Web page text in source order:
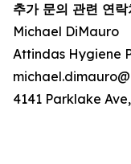
추가 문의 관련 연락
Michael DiMauro
Attindas Hygiene
4141 Parklake